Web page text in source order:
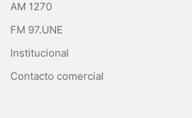
AM 1270
FM 97.UNE
Institucional
Contacto comercial